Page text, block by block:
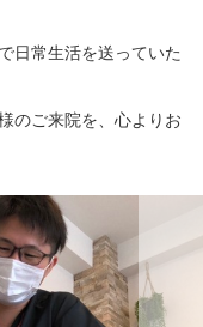
日常生活を送っていた
のご来院を、心よりお